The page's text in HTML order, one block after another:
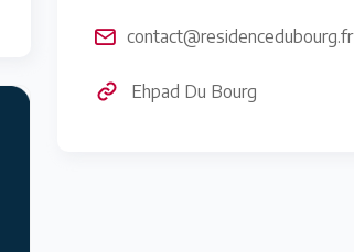
contact@residencedubourg.fr
Ehpad Du Bourg